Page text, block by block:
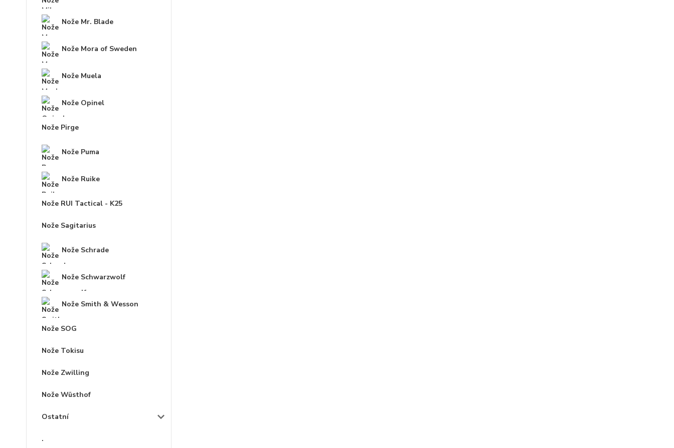
Nože Mr. Blade
Nože Mora of Sweden
Nože Muela
Nože Opinel
Nože Pirge
Nože Puma
Nože Ruike
Nože RUI Tactical - K25
Nože Sagitarius
Nože Schrade
Nože Schwarzwolf
Nože Smith & Wesson
Nože SOG
Nože Tokisu
Nože Zwilling
Nože Wüsthof
Ostatní
.